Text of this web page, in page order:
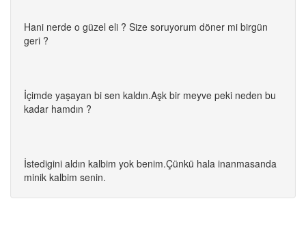
Hani nerde o güzel eli ? Size soruyorum döner mi birgün
geri ?
İçimde yaşayan bi sen kaldın.Aşk bir meyve peki neden bu
kadar hamdın ?
İstedigini aldın kalbim yok benim.Çünkü hala inanmasanda
minik kalbim senin.